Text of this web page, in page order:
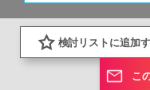
検討リストに追加
こ
Copyright (C)